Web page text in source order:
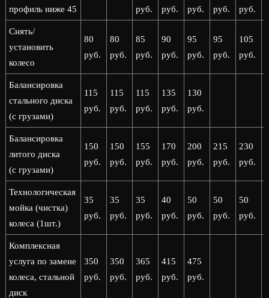
профиль ниже 45
руб.
руб.
руб.
руб.
руб.
Снять/
установить
колесо
80
руб.
80
руб.
85
руб.
90
руб.
95
руб.
95
руб.
105
руб.
Балансировка
стального диска
(с грузами)
115
руб.
115
руб.
115
руб.
135
руб.
130
руб.
Балансировка
литого диска
(с грузами)
150
руб.
150
руб.
155
руб.
170
руб.
200
руб.
215
руб.
230
руб.
Технологическая
мойка (чистка)
колеса (1шт.)
35
руб.
35
руб.
35
руб.
40
руб.
50
руб.
50
руб.
50
руб.
Комплексная
услуга по замене
колеса, стальной
диск
350
руб.
350
руб.
365
руб.
415
руб.
475
руб.